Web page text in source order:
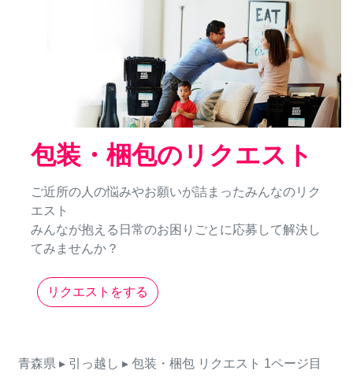
包装・梱包のリクエスト
ご近所の人の悩みやお願いが詰まったみんなのリク
エスト
みんなが抱える日常のお困りごとに応募して解決し
てみませんか？
リクエストをする
青森県 ▸ 引っ越し ▸ 包装・梱包 リクエスト 1ページ目